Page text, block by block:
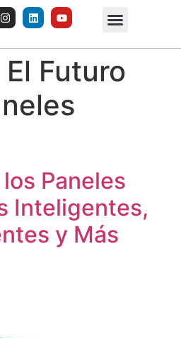
El Futuro
Paneles
Inteligentes,
y Más